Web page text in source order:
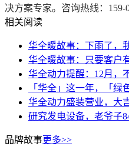
决方案专家。咨询热线：159-
相关阅读
华全暖故事：下雨了，
华全暖故事：只要客户
华全动力提醒：12月，
「华全」这一年，「绿
华全动力盛装营业，大
研究发电设备，老爷子
品牌故事更多>>